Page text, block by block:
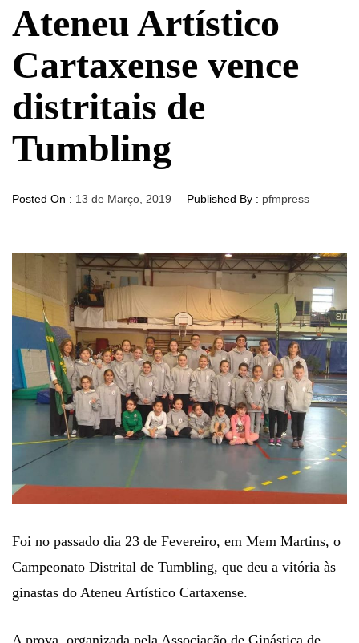
Ateneu Artístico
Cartaxense vence
distritais de
Tumbling
Posted On : 13 de Março, 2019 Published By : pfmpress
Foi no passado dia 23 de Fevereiro, em Mem Martins, o
Campeonato Distrital de Tumbling, que deu a vitória às
ginastas do Ateneu Artístico Cartaxense.